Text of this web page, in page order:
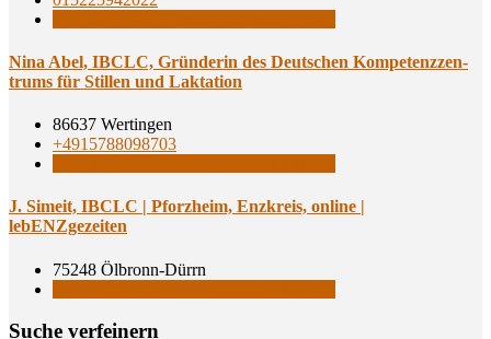
Nina Abel, IBCLC, Grün­de­rin des Deut­schen Kom­pe­tenz­zen­
trums für Stil­len und Laktation
86637 Wertingen
+4915788098703
J. Simeit, IBCLC | Pforz­heim, Enz­kreis, online |
lebENZgezeiten
75248 Ölbronn-Dürrn
Suche ver­fei­nern